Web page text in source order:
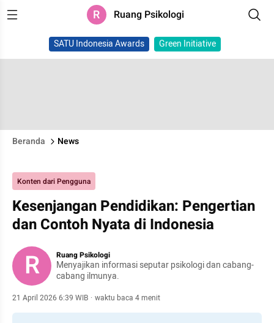
R Ruang Psikologi
SATU Indonesia Awards Green Initiative
Beranda News
Konten dari Pengguna
Kesenjangan Pendidikan: Pengertian
dan Contoh Nyata di Indonesia
R Ruang Psikologi
Menyajikan informasi seputar psikologi dan cabang-
cabang ilmunya.
21 April 2026 6:39 WIB · waktu baca 4 menit